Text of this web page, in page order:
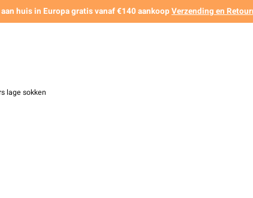
huis in Europa gratis vanaf €140 aankoop Verzending en
lage sokken